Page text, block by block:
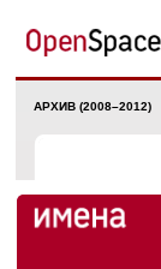
АРХИВ (2008–2012)